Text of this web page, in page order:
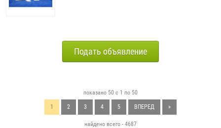
Подать объявление
показано 50 с 1 по 50
1 2 3 4 5 ВПЕРЕД »
найдено всего - 4687